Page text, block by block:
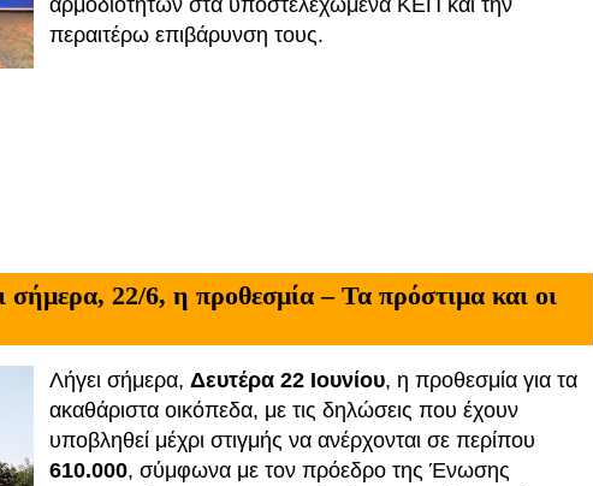
αρμοδιοτήτων στα υποστελεχώμενα ΚΕΠ και την
περαιτέρω επιβάρυνση τους.
σήμερα, 22/6, η προθεσμία – Τα πρόστιμα και οι
Λήγει σήμερα,Δευτέρα 22 Ιουνίου, η προθεσμία για τα
ακαθάριστα οικόπεδα, με τις δηλώσεις που έχουν
υποβληθεί μέχρι στιγμής να ανέρχονται σε περίπου
610.000, σύμφωνα με τον πρόεδρο της Ένωσης